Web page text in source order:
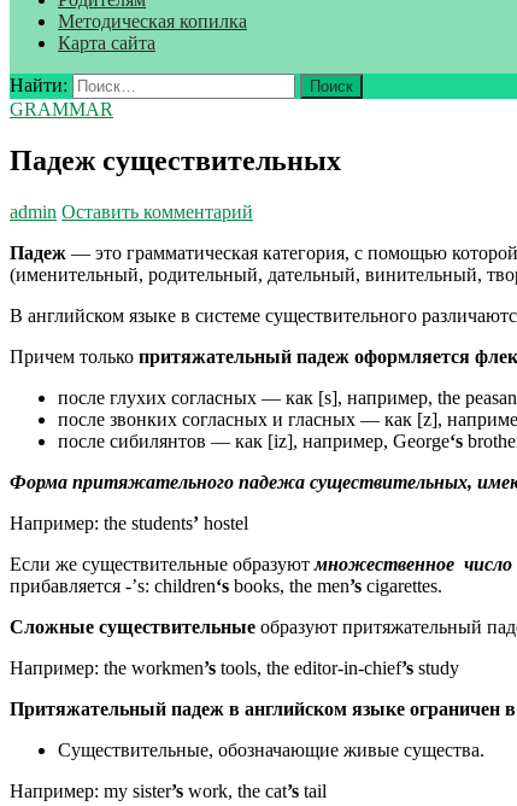
Методическая копилка
Карта сайта
Найти:
GRAMMAR
Падеж существительных
admin Оставить комментарий
Падеж — это грамматическая категория, с помощью
(именительный, родительный, дательный, винительный,
В английском языке в системе существительного
Причем только притяжательный падеж оформляется
после глухих согласных — как [s], например, the
после звонких согласных и гласных — как [z],
после сибилянтов — как [iz], например, George‘s
Форма притяжательного падежа существительных,
Например: the students’ hostel
Если же существительные образуютмножественное
прибавляется -’s: children‘s books, the men’s cigarettes.
Сложные существительные образуют притяжательный
Например: the workmen’s tools, the editor-in-chief’s study
Притяжательный падеж в английском языке ограничен в
Существительные, обозначающие живые существа.
Например: my sister’s work, the cat’s tail